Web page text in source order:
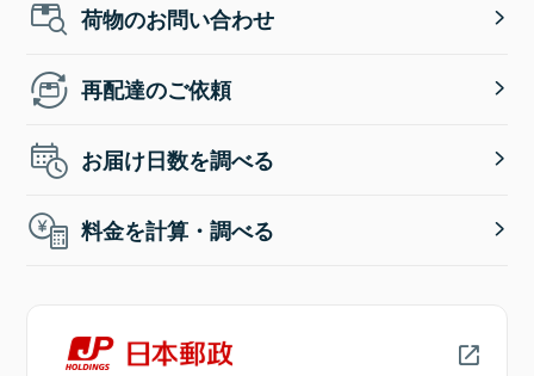
荷物のお問い合わせ
再配達のご依頼
お届け日数を調べる
料金を計算・調べる